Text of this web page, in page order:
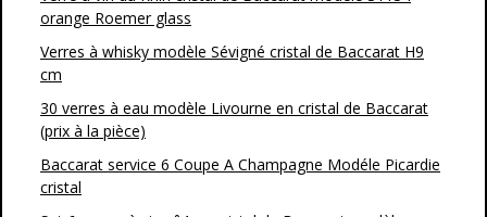
orange Roemer glass
Verres à whisky modèle Sévigné cristal de Baccarat H9
cm
30 verres à eau modèle Livourne en cristal de Baccarat
(prix à la pièce)
Baccarat service 6 Coupe A Champagne Modéle Picardie
cristal